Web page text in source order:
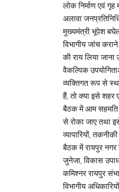
लोक निर्माण एवं
अलावा
मुख्यमंत्री भूपेश बघेल
विभागीय जांच
की राय लिया
वैकल्पिक
व्यक्तिगत रूप से
हैं, तो क्या इसे
बैठक में आम सहमति
से रोका जाए तथा
व्यापारियों,
बैठक में रायपुर नगर
जुनेजा, विकास
कमिश्नर रायपुर
विभागीय